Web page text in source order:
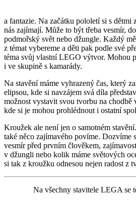
a fantazie. Na začátku pololetí si s dětmi
nás zajímají. Může to být třeba vesmír,
podmořský svět nebo džungle. Každý
z témat vybereme a děti pak podle své
téma svůj vlastní LEGO výtvor. Mohou
i ve skupině s kamarády.
Na stavění máme vyhrazený čas, který
elipsou, kde si navzájem svá díla
možnost vystavit svou tvorbu na chodbě
kde si je mohou prohlédnout i ostatní
Kroužek ale není jen o samotném
také něco zajímavého povíme. Dozvíme
vesmír před prvním člověkem,
v džungli nebo kolik máme světových
si tak z kroužku odnesou nejen radost z
Na všechny stavitele LEGA se